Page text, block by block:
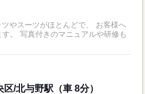
研修も
/北与野駅（車 8分）